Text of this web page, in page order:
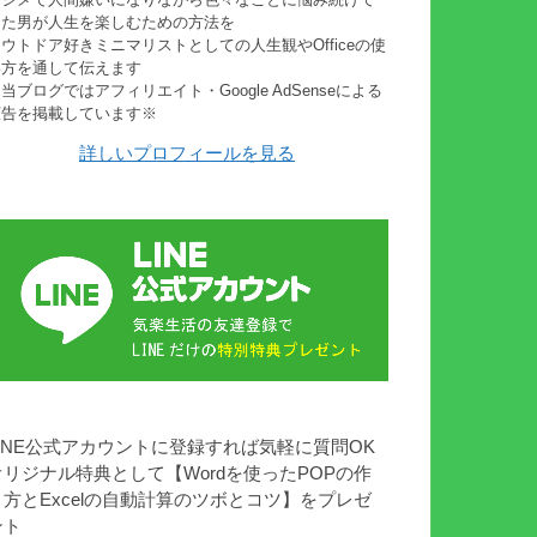
男が人生を楽しむための方法を
トドア好きミニマリストとしての人生観やOfficeの使
を通して伝えます
ブログではアフィリエイト・Google AdSenseによる
を掲載しています※
詳しいプロフィールを見る
公式アカウントに登録すれば気軽に質問OK
リジナル特典として【Wordを使ったPOPの作
方とExcelの自動計算のツボとコツ】をプレゼ